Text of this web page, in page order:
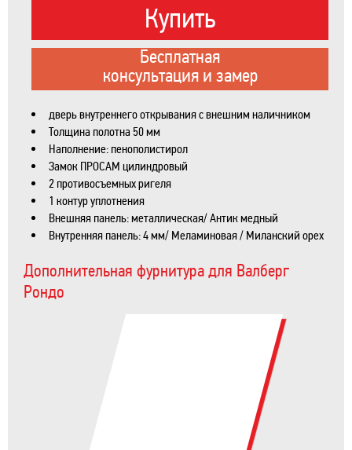
Купить
Бесплатная
консультация и замер
дверь внутреннего открывания с внешним наличником
Толщина полотна 50 мм
Наполнение: пенополистирол
Замок ПРОСАМ цилиндровый
2 противосъемных ригеля
1 контур уплотнения
Внешняя панель: металлическая/ Антик медный
Внутренняя панель: 4 мм/ Меламиновая / Миланский орех
Дополнительная фурнитура для Валберг
Рондо